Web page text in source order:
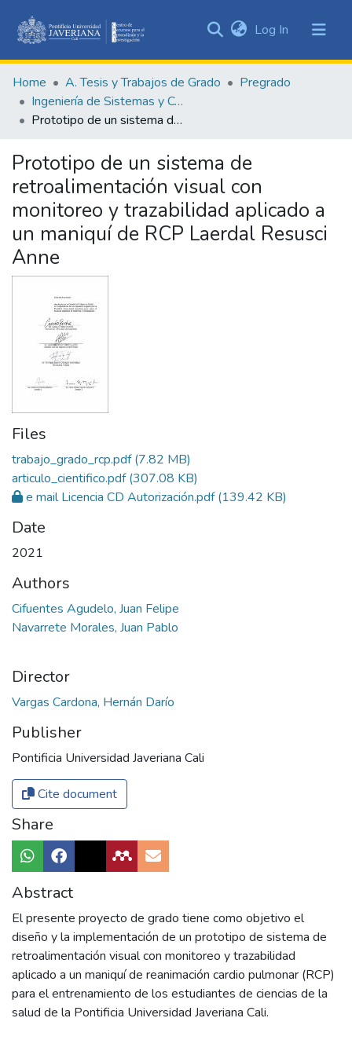
&
Collections
Statistics
Log In (current)
Home A. Tesis y Trabajos de Grado
Pregrado
Ingeniería de Sistemas y Computación
Prototipo de un sistema de retroalimentación visual con monitoreo y trazabilidad aplicado a un maniquí de RCP Laerdal Resusci Anne
Prototipo de un sistema de
retroalimentación visual con
monitoreo y trazabilidad aplicado a
un maniquí de RCP Laerdal Resusci
Anne
Files
trabajo_grado_rcp.pdf(7.82 MB)
articulo_cientifico.pdf(307.08 KB)
e mail Licencia CD Autorización.pdf(139.42 KB)
Date
2021
Authors
Cifuentes Agudelo, Juan Felipe
Navarrete Morales, Juan Pablo
Director
Vargas Cardona, Hernán Darío
Publisher
Pontificia Universidad Javeriana Cali
Cite document
Share
Abstract
El presente proyecto de grado tiene como objetivo el
diseño y la implementación de un prototipo de sistema de
retroalimentación visual con monitoreo y trazabilidad
aplicado a un maniquí de reanimación cardio pulmonar (RCP)
para el entrenamiento de los estudiantes de ciencias de la
salud de la Pontificia Universidad Javeriana Cali.